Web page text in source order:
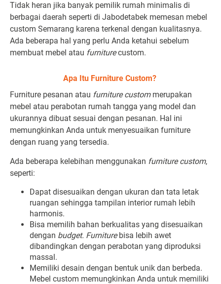
Tidak heran jika banyak pemilik rumah minimalis di
berbagai daerah seperti di Jabodetabek memesan mebel
custom Semarang karena terkenal dengan kualitasnya.
Ada beberapa hal yang perlu Anda ketahui sebelum
membuat mebel atau furniturecustom.
Apa Itu Furniture Custom?
Furniture pesanan atau furniture custom merupakan
mebel atau perabotan rumah tangga yang model dan
ukurannya dibuat sesuai dengan pesanan. Hal ini
memungkinkan Anda untuk menyesuaikan furniture
dengan ruang yang tersedia.
Ada beberapa kelebihan menggunakan furniture custom,
seperti:
Dapat disesuaikan dengan ukuran dan tata letak
ruangan sehingga tampilan interior rumah lebih
harmonis.
Bisa memilih bahan berkualitas yang disesuaikan
dengan budget. Furniturebisa lebih awet
dibandingkan dengan perabotan yang diproduksi
massal.
Memiliki desain dengan bentuk unik dan berbeda.
Mebel custom memungkinkan Anda untuk memiliki